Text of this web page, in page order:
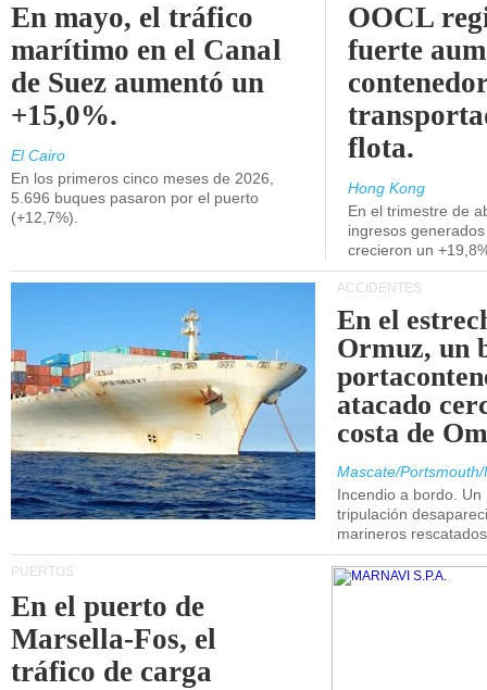
En mayo, el tráfico
marítimo en el Canal
de Suez aumentó un
+15,0%.
El Cairo
En los primeros cinco meses de 2026,
5.696 buques pasaron por el puerto
(+12,7%).
OOCL
fuerte
flota.
Hong Kong
En el trimestre de
ingresos
crecieron un
ACCIDENTES
En el
Ormuz, un
atacado
costa de
Mascate/
Incendio a bordo.
tripulación
marineros
PUERTOS
En el puerto de
Marsella-Fos, el
tráfico de carga